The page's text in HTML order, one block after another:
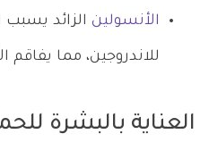
الأنسولين الزائد يسبب
للاندروجين، مما يفاقم
العناية بالبشرة